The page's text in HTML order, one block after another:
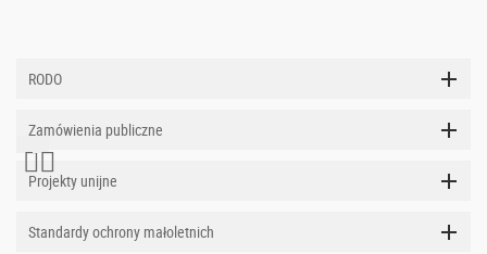
RODO
Zamówienia publiczne
Projekty unijne
Standardy ochrony małoletnich